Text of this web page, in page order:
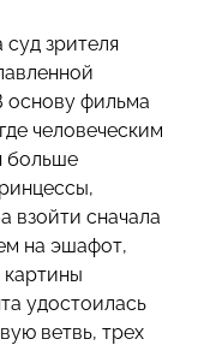
зрителя
основу фильма
человеческим
больше
взойти сначала
на эшафот,
удостоилась
ветвь, трех